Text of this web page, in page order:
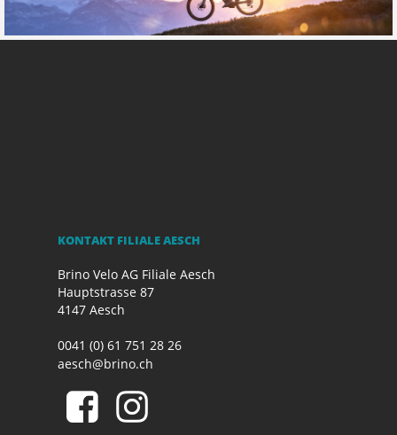
KONTAKT FILIALE AESCH
Brino Velo AG Filiale Aesch
Hauptstrasse 87
4147 Aesch
0041 (0) 61 751 28 26
aesch@brino.ch